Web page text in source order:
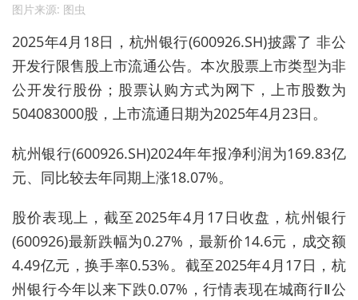
图片来源: 图虫
2025年4月18日，杭州银行(600926.SH)披露了 非公
开发行限售股上市流通公告。本次股票上市类型为非
公开发行股份；股票认购方式为网下，上市股数为
504083000股，上市流通日期为2025年4月23日。
杭州银行(600926.SH)2024年年报净利润为169.83亿
元、同比较去年同期上涨18.07%。
股价表现上，截至2025年4月17日收盘，杭州银行
(600926)最新跌幅为0.27%，最新价14.6元，成交额
4.49亿元，换手率0.53%。截至2025年4月17日，杭
州银行今年以来下跌0.07%，行情表现在城商行Ⅱ公